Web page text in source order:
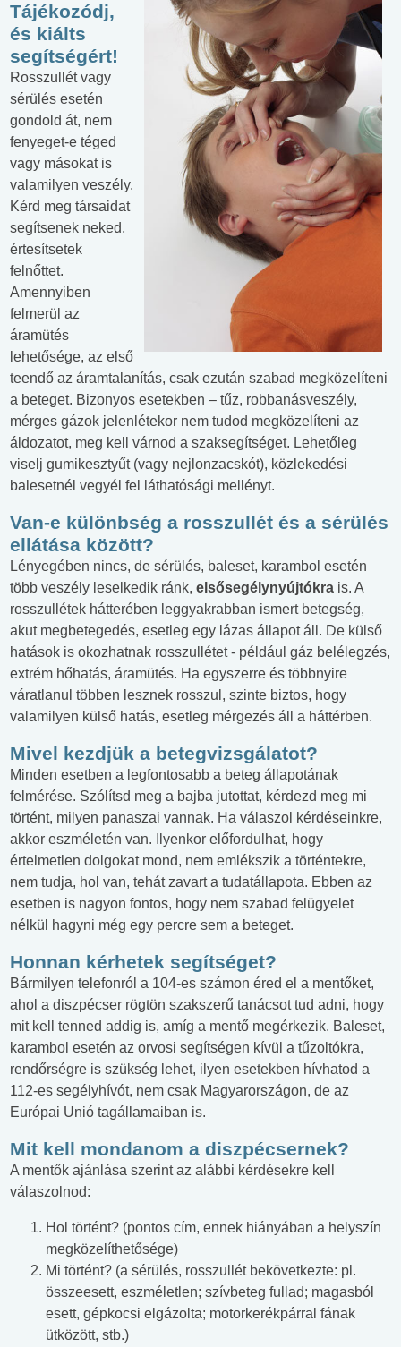
Tájékozódj,
és kiálts
segítségért!
Rosszullét vagy
sérülés esetén
gondold át, nem
fenyeget-e téged
vagy másokat is
valamilyen veszély.
Kérd meg társaidat
segítsenek neked,
értesítsetek
felnőttet.
Amennyiben
felmerül az
áramütés
lehetősége, az első
teendő az áramtalanítás, csak ezután szabad megközelíteni
a beteget. Bizonyos esetekben – tűz, robbanásveszély,
mérges gázok jelenlétekor nem tudod megközelíteni az
áldozatot, meg kell várnod a szaksegítséget. Lehetőleg
viselj gumikesztyűt (vagy nejlonzacskót), közlekedési
balesetnél vegyél fel láthatósági mellényt.
Van-e különbség a rosszullét és a sérülés
ellátása között?
Lényegében nincs, de sérülés, baleset, karambol esetén
több veszély leselkedik ránk, elsősegélynyújtókra is. A
rosszullétek hátterében leggyakrabban ismert betegség,
akut megbetegedés, esetleg egy lázas állapot áll. De külső
hatások is okozhatnak rosszullétet - például gáz belélegzés,
extrém hőhatás, áramütés. Ha egyszerre és többnyire
váratlanul többen lesznek rosszul, szinte biztos, hogy
valamilyen külső hatás, esetleg mérgezés áll a háttérben.
Mivel kezdjük a betegvizsgálatot?
Minden esetben a legfontosabb a beteg állapotának
felmérése. Szólítsd meg a bajba jutottat, kérdezd meg mi
történt, milyen panaszai vannak. Ha válaszol kérdéseinkre,
akkor eszméletén van. Ilyenkor előfordulhat, hogy
értelmetlen dolgokat mond, nem emlékszik a történtekre,
nem tudja, hol van, tehát zavart a tudatállapota. Ebben az
esetben is nagyon fontos, hogy nem szabad felügyelet
nélkül hagyni még egy percre sem a beteget.
Honnan kérhetek segítséget?
Bármilyen telefonról a 104-es számon éred el a mentőket,
ahol a diszpécser rögtön szakszerű tanácsot tud adni, hogy
mit kell tenned addig is, amíg a mentő megérkezik. Baleset,
karambol esetén az orvosi segítségen kívül a tűzoltókra,
rendőrségre is szükség lehet, ilyen esetekben hívhatod a
112-es segélyhívót, nem csak Magyarországon, de az
Európai Unió tagállamaiban is.
Mit kell mondanom a diszpécsernek?
A mentők ajánlása szerint az alábbi kérdésekre kell
válaszolnod:
Hol történt? (pontos cím, ennek hiányában a helyszín
megközelíthetősége)
Mi történt? (a sérülés, rosszullét bekövetkezte: pl.
összeesett, eszméletlen; szívbeteg fullad; magasból
esett, gépkocsi elgázolta; motorkerékpárral fának
ütközött, stb.)